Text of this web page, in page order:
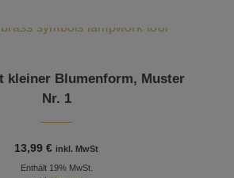
kleiner Blumenform, Muster
Nr. 1
13,99€ inkl. MwSt
Enthält 19% MwSt.